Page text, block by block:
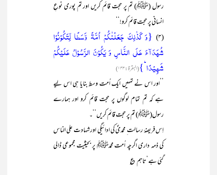
رسول (ﷺ) تم پر حجت قائم کریں اور تم پوری نوعِ
انسانی پر حجت قائم کرو!‘‘
(۳)
{وَ کَذٰلِکَ جَعَلۡنٰکُمۡ اُمَّۃً وَّسَطًا لِّتَکُوۡنُوۡا
شُہَدَآءَ عَلَی النَّاسِ وَ یَکُوۡنَ الرَّسُوۡلُ عَلَیۡکُمۡ
شَہِیۡدًا ؕ}(البقرۃ:۱۴۳)
’’اور اس نے تمہیں ایک اُمت وسط بنایا ہی اس لیے
ہے کہ تم تمام لوگوں پر حجت قائم کرو اور ہمارے
رسول(ﷺ) تم پر حجت قائم کریں‘‘۔
اِس فریضۂ رسالت ِ محمدیؐ کی ادائیگی اور شہادت علی الناس
کی ذمہ داری اگرچہ اُمت محمدﷺ پر بحیثیت مجموعی ڈالی
گئی ہے‘تاہم ؏